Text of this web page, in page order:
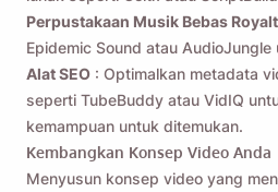
Perpustakaan Musik Bebas
Epidemic Sound atau AudioJungle
Alat SEO : Optimalkan metadata
seperti TubeBuddy atau VidIQ
kemampuan untuk ditemukan.
Kembangkan Konsep Video Anda
Menyusun konsep video yang